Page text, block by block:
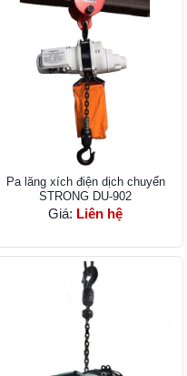
Pa lăng xích điện dịch chuyển
STRONG DU-902
Giá: Liên hệ